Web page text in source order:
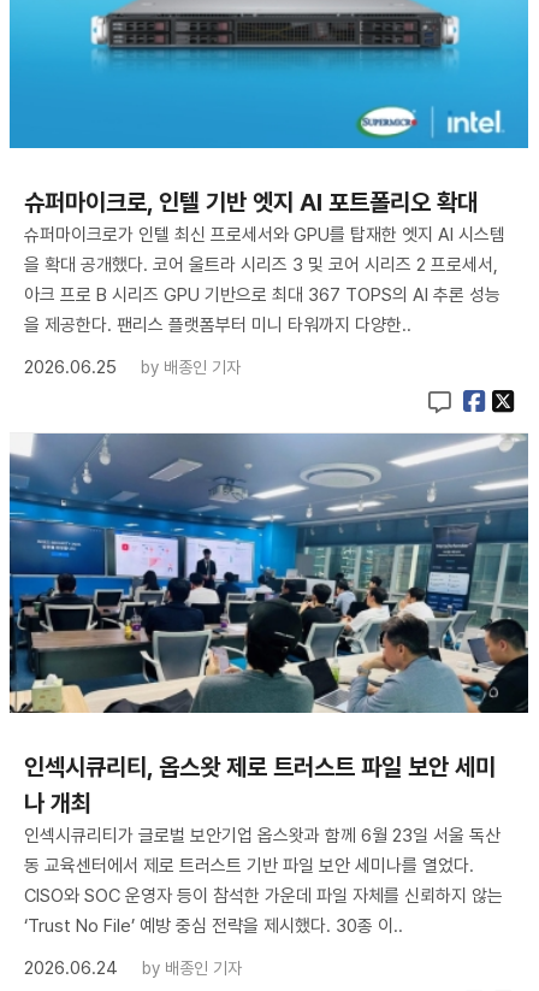
슈퍼마이크로, 인텔 기반 엣지 AI 포트폴리오 확대
슈퍼마이크로가 인텔 최신 프로세서와 GPU를 탑재한 엣지 AI 시스템
을 확대 공개했다. 코어 울트라 시리즈 3 및 코어 시리즈 2 프로세서,
아크 프로 B 시리즈 GPU 기반으로 최대 367 TOPS의 AI 추론 성능
을 제공한다. 팬리스 플랫폼부터 미니 타워까지 다양한..
2026.06.25
by 배종인 기자
인섹시큐리티, 옵스왓 제로 트러스트 파일 보안 세미
나 개최
인섹시큐리티가 글로벌 보안기업 옵스왓과 함께 6월 23일 서울 독산
동 교육센터에서 제로 트러스트 기반 파일 보안 세미나를 열었다.
CISO와 SOC 운영자 등이 참석한 가운데 파일 자체를 신뢰하지 않는
‘Trust No File’ 예방 중심 전략을 제시했다. 30종 이..
2026.06.24
by 배종인 기자